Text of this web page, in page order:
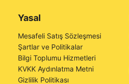
Yasal
Mesafeli Satış Sözleşmesi
Şartlar ve Politikalar
Bilgi Toplumu Hizmetleri
KVKK Aydınlatma Metni
Gizlilik Politikası